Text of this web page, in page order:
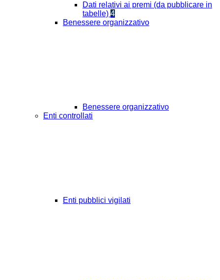
Dati relativi ai premi (da pubblicare in
tabelle) 4
Benessere organizzativo
Benessere organizzativo
Enti controllati
Enti pubblici vigilati